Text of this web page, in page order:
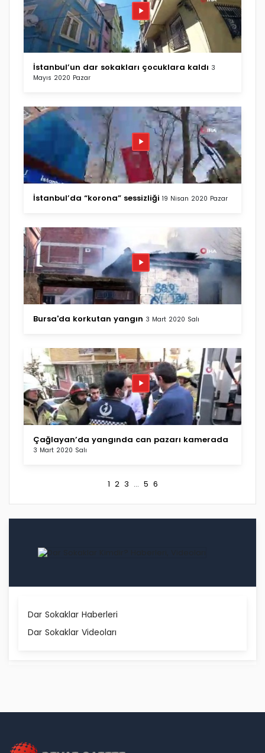
İstanbul’un dar sokakları çocuklara kaldı 3
Mayıs 2020 Pazar
İstanbul’da “korona” sessizliği 19 Nisan 2020 Pazar
Bursa'da korkutan yangın 3 Mart 2020 Salı
Çağlayan’da yangında can pazarı kamerada
3 Mart 2020 Salı
1 2 3 ... 5 6
Dar Sokaklar Haberleri
Dar Sokaklar Videoları